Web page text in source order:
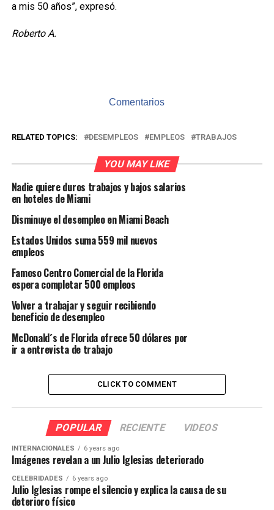
a mis 50 años”, expresó.
Roberto A.
Comentarios
RELATED TOPICS: DESEMPLEOS EMPLEOS TRABAJOS
YOU MAY LIKE
Nadie quiere duros trabajos y bajos salarios
en hoteles de Miami
Disminuye el desempleo en Miami Beach
Estados Unidos suma 559 mil nuevos
empleos
Famoso Centro Comercial de la Florida
espera completar 500 empleos
Volver a trabajar y seguir recibiendo
beneficio de desempleo
McDonald´s de Florida ofrece 50 dólares por
ir a entrevista de trabajo
CLICK TO COMMENT
POPULAR RECIENTE VIDEOS
INTERNACIONALES 6 years ago
Imágenes revelan a un Julio Iglesias deteriorado
CELEBRIDADES 6 years ago
Julio Iglesias rompe el silencio y explica la causa de su
deterioro físico